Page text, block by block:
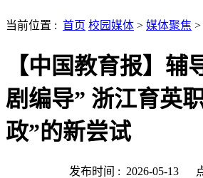
当前位置 : 首页 校园媒体 > 媒体聚焦 >
【中国教育报】辅
剧编导” 浙江育英
政”的新尝试
发布时间 : 2026-05-13 点